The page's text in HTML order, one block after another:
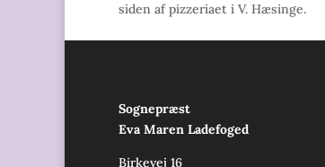
siden af pizzeriaet i V. Hæsinge.
Sognepræst
Eva Maren Ladefoged
Birkevej 16